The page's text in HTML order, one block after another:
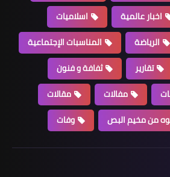
ضربة صـ.ـاروخية يمنية
إسرائيل" وتوقف
اخبار عالمية
اسلاميات
الرياضة
المناسبات الإجتماعية
تقارير
ثفافة و فنون
مفالات
مقالات
من مخيم البص وفات